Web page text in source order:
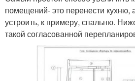
помещений- это перенести кухню,
устроить, к примеру, спальню.
такой согласованной